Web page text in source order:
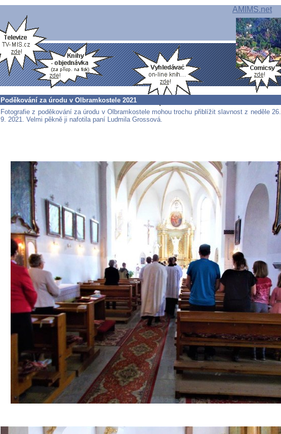
AMIMS.net
Poděkování za úrodu v Olbramkostele 2021
Fotografie z poděkování za úrodu v Olbramkostele mohou trochu přiblížit slavnost z neděle 26.
9. 2021. Velmi pěkně ji nafotila paní Ludmila Grossová.